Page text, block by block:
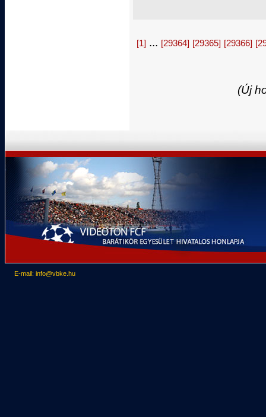
[1] ... [29364] [29365] [29366]
(Új
E-mail: info@vbke.hu